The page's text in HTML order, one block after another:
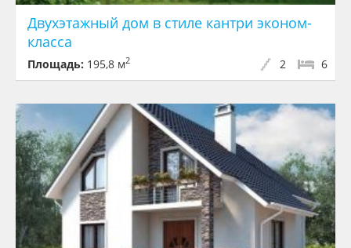
Двухэтажный дом в стиле кантри эконом-
класса
Площадь: 195,8 м2 6
2